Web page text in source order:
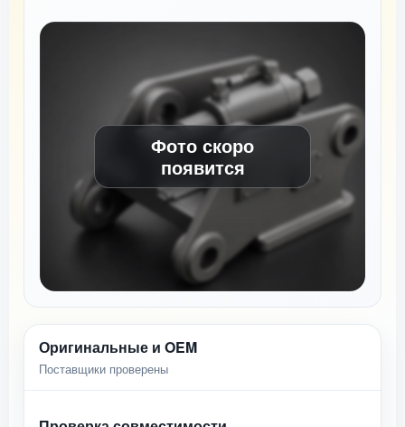
Фото скоро
появится
Оригинальные и OEM
Поставщики проверены